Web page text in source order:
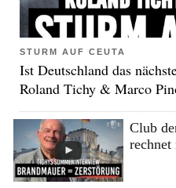
STURM AUF CEUTA
Ist Deutschland das
Roland Tichy & Marco
Club